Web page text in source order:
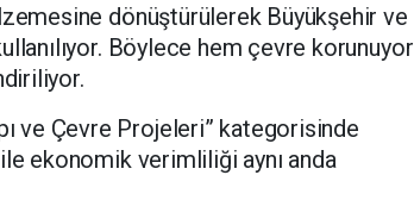
dönüştürülerek Büyükşehir ve
Böylece hem çevre korunuyor
ve Çevre Projeleri” kategorisinde
ekonomik verimliliği aynı anda